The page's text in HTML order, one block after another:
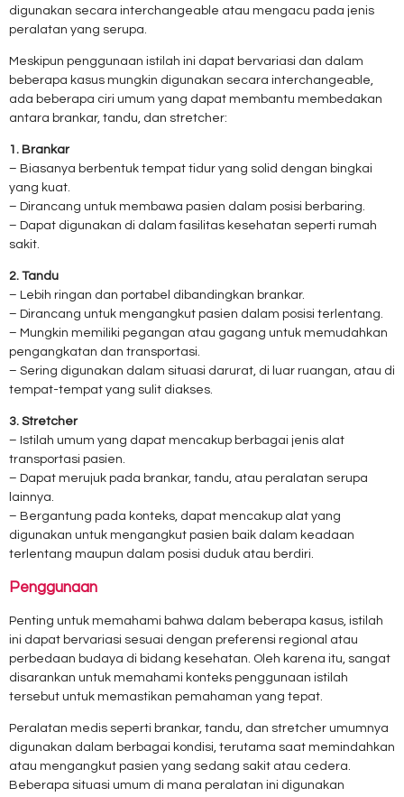
digunakan secara interchangeable atau mengacu pada jenis
peralatan yang serupa.
Meskipun penggunaan istilah ini dapat bervariasi dan dalam
beberapa kasus mungkin digunakan secara interchangeable,
ada beberapa ciri umum yang dapat membantu membedakan
antara brankar, tandu, dan stretcher:
1. Brankar
– Biasanya berbentuk tempat tidur yang solid dengan bingkai
yang kuat.
– Dirancang untuk membawa pasien dalam posisi berbaring.
– Dapat digunakan di dalam fasilitas kesehatan seperti rumah
sakit.
2. Tandu
– Lebih ringan dan portabel dibandingkan brankar.
– Dirancang untuk mengangkut pasien dalam posisi terlentang.
– Mungkin memiliki pegangan atau gagang untuk memudahkan
pengangkatan dan transportasi.
– Sering digunakan dalam situasi darurat, di luar ruangan, atau di
tempat-tempat yang sulit diakses.
3. Stretcher
– Istilah umum yang dapat mencakup berbagai jenis alat
transportasi pasien.
– Dapat merujuk pada brankar, tandu, atau peralatan serupa
lainnya.
– Bergantung pada konteks, dapat mencakup alat yang
digunakan untuk mengangkut pasien baik dalam keadaan
terlentang maupun dalam posisi duduk atau berdiri.
Penggunaan
Penting untuk memahami bahwa dalam beberapa kasus, istilah
ini dapat bervariasi sesuai dengan preferensi regional atau
perbedaan budaya di bidang kesehatan. Oleh karena itu, sangat
disarankan untuk memahami konteks penggunaan istilah
tersebut untuk memastikan pemahaman yang tepat.
Peralatan medis seperti brankar, tandu, dan stretcher umumnya
digunakan dalam berbagai kondisi, terutama saat memindahkan
atau mengangkut pasien yang sedang sakit atau cedera.
Beberapa situasi umum di mana peralatan ini digunakan